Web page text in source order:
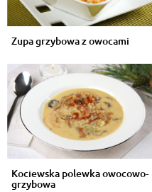
Zupa grzybowa z owocami
Kociewska polewka owocowo-
grzybowa